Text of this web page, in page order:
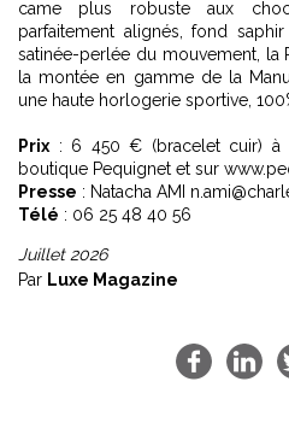
came plus robuste aux
parfaitement alignés, fond
satinée-perlée du mouvement, la
la montée en gamme de la
une haute horlogerie sportive,
Prix : 6 450 € (bracelet cuir) à
boutique Pequignet et sur
Presse : Natacha AMI
Télé : 06 25 48 40 56
Juillet 2026
Par Luxe Magazine